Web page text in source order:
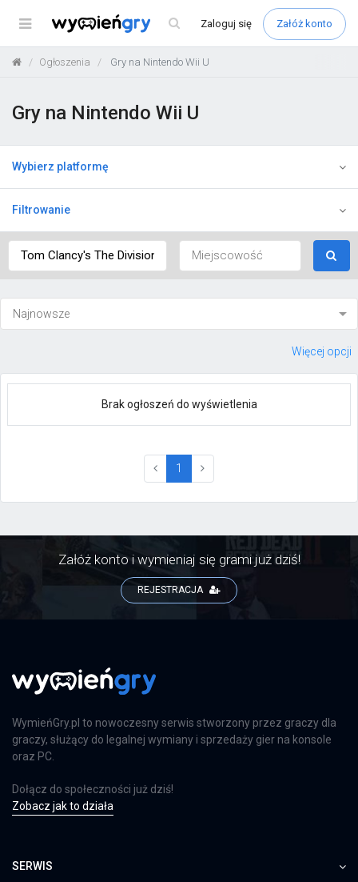
Menu Zaloguj się Załóż konto
Ogłoszenia Gry na Nintendo Wii U
Gry na Nintendo Wii U
Wybierz platformę
Filtrowanie
Więcej opcji
Brak ogłoszeń do wyświetlenia
1 (current)
Załóż konto i wymieniaj się grami już dziś!
REJESTRACJA
WymieńGry.pl to nowoczesny serwis stworzony przez graczy dla
graczy, służący do legalnej wymiany i sprzedaży gier na konsole
oraz PC.
Dołącz do społeczności już dziś!
Zobacz jak to działa
SERWIS